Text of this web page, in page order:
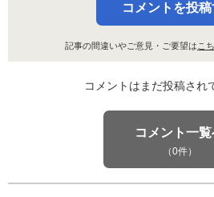
コメントを投稿
記事の間違いやご意見・ご要望はこ
コメントはまだ投稿され
コメント一
（0件）